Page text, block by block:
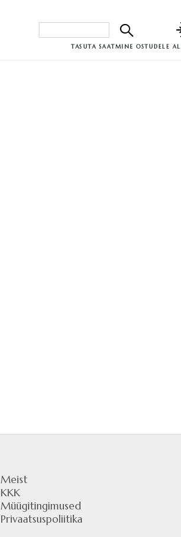
TASUTA SAATMINE OSTUDELE
Meist
KKK
Müügitingimused
Privaatsuspoliitika